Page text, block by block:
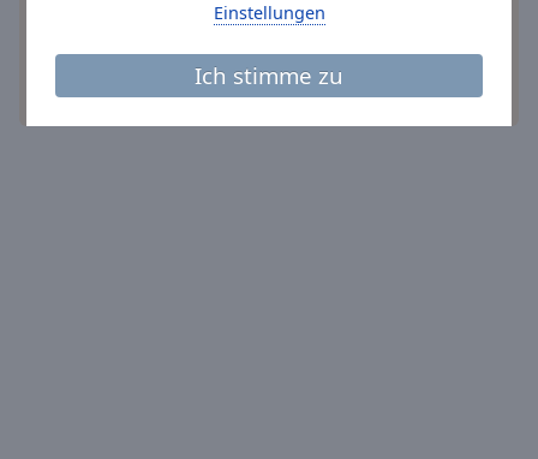
Ich stimme zu
Einstellungen
Family
andere Optionen